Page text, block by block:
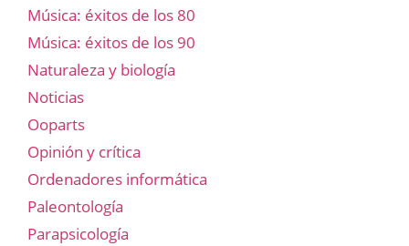
Música: éxitos de los 80
Música: éxitos de los 90
Naturaleza y biología
Noticias
Ooparts
Opinión y crítica
Ordenadores informática
Paleontología
Parapsicología